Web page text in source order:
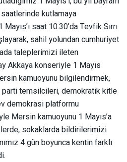
kutlamaya
saat 10.30’da Tevfik Sırrı
sahil yolundan cumhuriyet
taleplerimizi ileten
Akkaya konseriyle 1 Mayıs
kamuoyunu bilgilendirmek,
temsilcileri, demokratik kitle
demokrasi platformu
Mersin kamuoyunu 1 Mayıs’a
sokaklarda bildirilerimizi
4 gün boyunca kentin farklı